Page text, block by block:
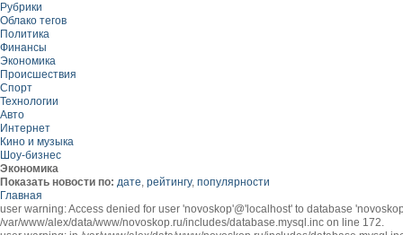
Рубрики
Облако тегов
Политика
Финансы
Экономика
Происшествия
Спорт
Технологии
Авто
Интернет
Кино и музыка
Шоу-бизнес
Экономика
Показать новости по: дате, рейтингу, популярности
Главная
user warning: Access denied for user 'novoskop'@'localhost' to database
/var/www/alex/data/www/novoskop.ru/includes/database.mysql.inc on line 172.